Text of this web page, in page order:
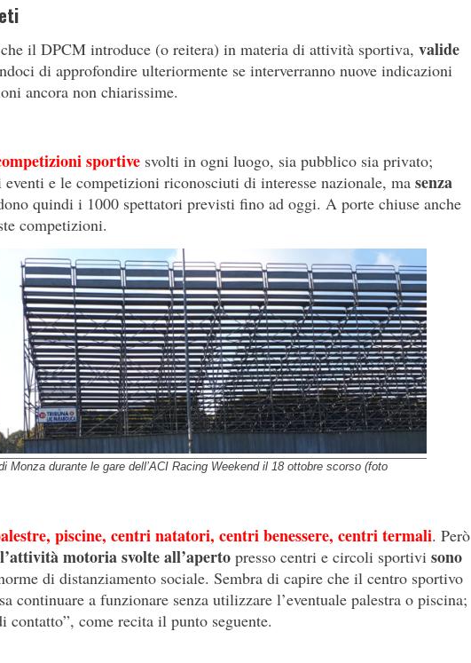
il DPCM introduce (o reitera) in materia di attività sportiva, valide
di approfondire ulteriormente se interverranno nuove indicazioni
ancora non chiarissime.
sportive svolti in ogni luogo, sia pubblico sia privato;
e le competizioni riconosciuti di interesse nazionale, ma senza
quindi i 1000 spettatori previsti fino ad oggi. A porte chiuse anche
competizioni.
Monza durante le gare dell’ACI Racing Weekend il 18 ottobre scorso (foto
piscine, centri natatori, centri benessere, centri termali. Però
motoria svolte all’aperto presso centri e circoli sportivi sono
di distanziamento sociale. Sembra di capire che il centro sportivo
continuare a funzionare senza utilizzare l’eventuale palestra o piscina;
contatto”, come recita il punto seguente.